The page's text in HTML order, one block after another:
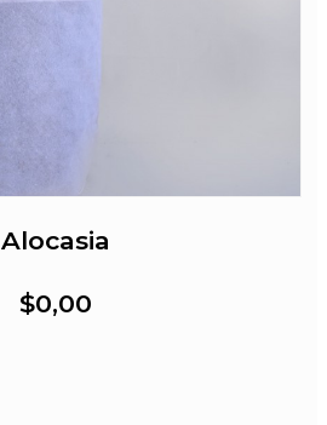
Alocasia
$0,00